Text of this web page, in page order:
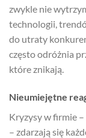
zwykle nie
technologii,
do utraty
często odróżnia
które znikają.
Nieumiejętne
Kryzysy w firmie
– zdarzają się